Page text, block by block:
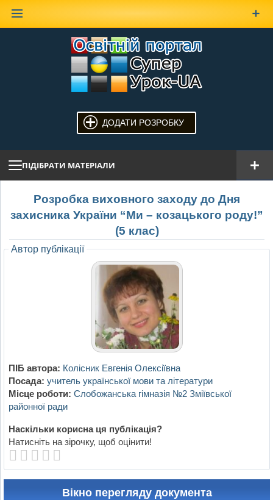
ДОДАТИ РОЗРОБКУ
ПІДІБРАТИ МАТЕРІАЛИ
Розробка виховного заходу до Дня
захисника України “Ми – козацького роду!”
(5 клас)
Автор публікації
ПІБ автора: Колісник Евгенія Олексіївна
Посада: учитель української мови та літератури
Місце роботи: Слобожанська гімназія №2 Зміївської
районної ради
Наскільки корисна ця публікація?
Натисніть на зірочку, щоб оцінити!
Вікно перегляду документа